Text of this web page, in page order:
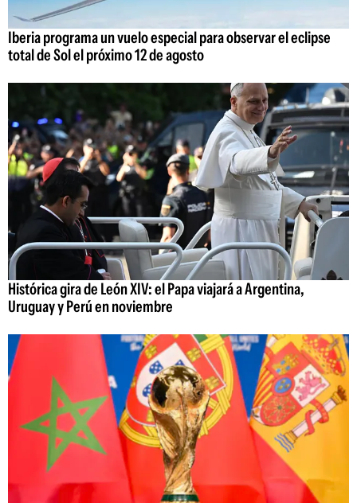
Iberia programa un vuelo especial para observar el eclipse
total de Sol el próximo 12 de agosto
Histórica gira de León XIV: el Papa viajará a Argentina,
Uruguay y Perú en noviembre